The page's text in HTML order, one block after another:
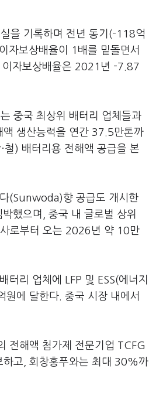
을 기록하며 전년 동기(-118억
자보상배율이 1배를 밑돌면서
이자보상배율은 2021년 -7.87
중국 최상위 배터리 업체들과
액 생산능력을 연간 37.5만톤까
철) 배터리용 전해액 공급을 본
(Sunwoda)향 공급도 개시한
했으며, 중국 내 글로벌 상위
로부터 오는 2026년 약 10만
리 업체에 LFP 및 ESS(에너지
에 달한다. 중국 시장 내에서
전해액 첨가제 전문기업 TCFG
하고, 회창홍푸와는 최대 30%까